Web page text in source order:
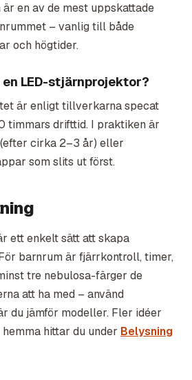
en av de mest uppskattade
– vanlig till både
och högtider.
LED-stjärnprojektor?
är enligt tillverkarna specat
drifttid. I praktiken är
cirka 2–3 år) eller
som slits ut först.
ett enkelt sätt att skapa
barnrum är fjärrkontroll, timer,
tre nebulosa-färger de
att ha med – använd
du jämför modeller. Fler idéer
hittar du under Belysning